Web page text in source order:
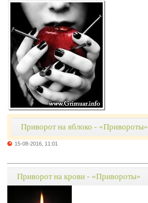
Приворот на яблоко - «Привороты»
15-08-2016, 11:01
Приворот на крови - «Привороты»